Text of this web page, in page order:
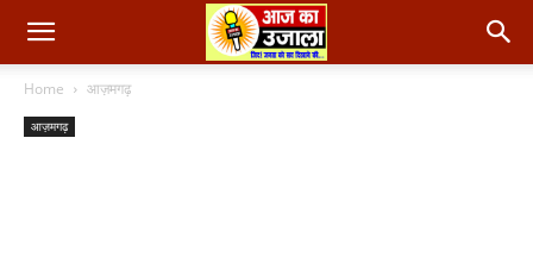
Home आज़मगढ़
आज़मगढ़